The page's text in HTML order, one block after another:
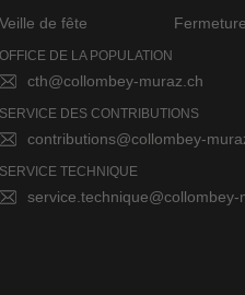
Veille de fête
OFFICE DE LA POPULATION
cth@collombey-muraz.ch
SERVICE DES CONTRIBUTIONS
contributions@collombey-
SERVICE TECHNIQUE
service.technique@collombey-